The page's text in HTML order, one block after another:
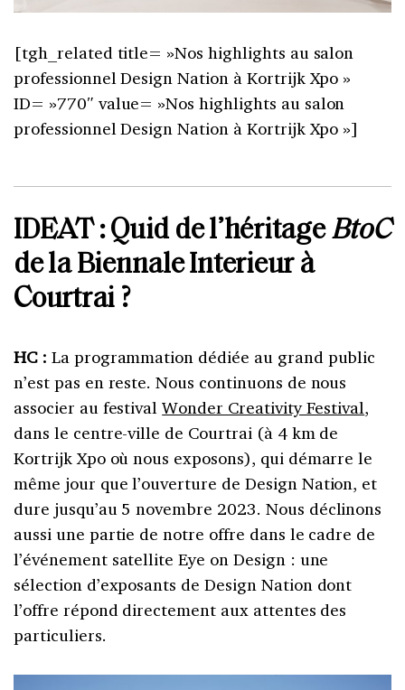
[tgh_related title= »Nos highlights au salon
professionnel Design Nation à Kortrijk Xpo »
ID= »770″ value= »Nos highlights au salon
professionnel Design Nation à Kortrijk Xpo »]
IDEAT : Quid de l’héritageBtoC
de la Biennale Interieur à
Courtrai ?
HC : La programmation dédiée au grand public
n’est pas en reste. Nous continuons de nous
associer au festivalWonder Creativity Festival,
dans le centre-ville de Courtrai (à 4 km de
Kortrijk Xpo où nous exposons), qui démarre le
même jour que l’ouverture de Design Nation, et
dure jusqu’au 5 novembre 2023. Nous déclinons
aussi une partie de notre offre dans le cadre de
l’événement satellite Eye on Design : une
sélection d’exposants de Design Nation dont
l’offre répond directement aux attentes des
particuliers.